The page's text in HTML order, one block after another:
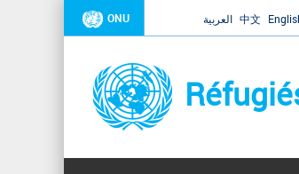
ONU العربية 中文